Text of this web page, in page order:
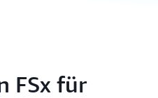
FSx für